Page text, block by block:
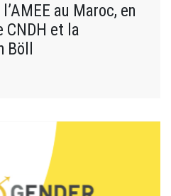
au Maroc, en
CNDH et la